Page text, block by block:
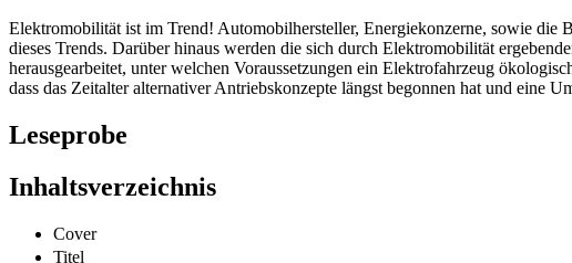
Elektromobilität ist im Trend! Automobilhersteller, Energiekonzerne, sowie
dieses Trends. Darüber hinaus werden die sich durch Elektromobilität
herausgearbeitet, unter welchen Voraussetzungen ein Elektrofahrzeug
dass das Zeitalter alternativer Antriebskonzepte längst begonnen hat und eine
Leseprobe
Inhaltsverzeichnis
Cover
Titel